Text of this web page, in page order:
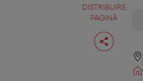
DISTRIBUIRE
PAGINĂ
Distribuiţi
pagina